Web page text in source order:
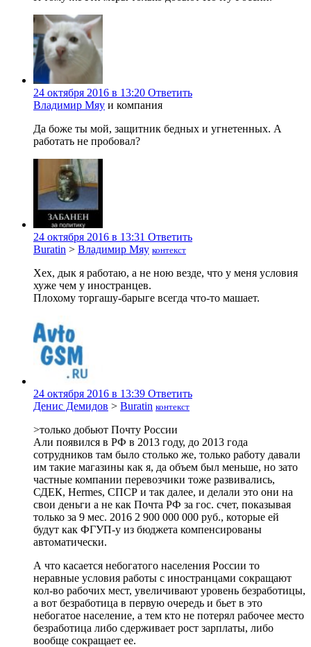
24 октября 2016 в 13:20 Ответить
Владимир Мяу и компания
Да боже ты мой, защитник бедных и угнетенных. А
работать не пробовал?
24 октября 2016 в 13:31 Ответить
Buratin > Владимир Мяу контекст
Хех, дык я работаю, а не ною везде, что у меня условия
хуже чем у иностранцев.
Плохому торгашу-барыге всегда что-то машает.
24 октября 2016 в 13:39 Ответить
Денис Демидов > Buratin контекст
>только добьют Почту России
Али появился в РФ в 2013 году, до 2013 года
сотрудников там было столько же, только работу давали
им такие магазины как я, да объем был меньше, но зато
частные компании перевозчики тоже развивались,
СДЕК, Hermes, СПСР и так далее, и делали это они на
свои деньги а не как Почта РФ за гос. счет, показывая
только за 9 мес. 2016 2 900 000 000 руб., которые ей
будут как ФГУП-у из бюджета компенсированы
автоматически.
А что касается небогатого населения России то
неравные условия работы с иностранцами сокращают
кол-во рабочих мест, увеличивают уровень безработицы,
а вот безработица в первую очередь и бьет в это
небогатое население, а тем кто не потерял рабочее место
безработица либо сдерживает рост зарплаты, либо
вообще сокращает ее.